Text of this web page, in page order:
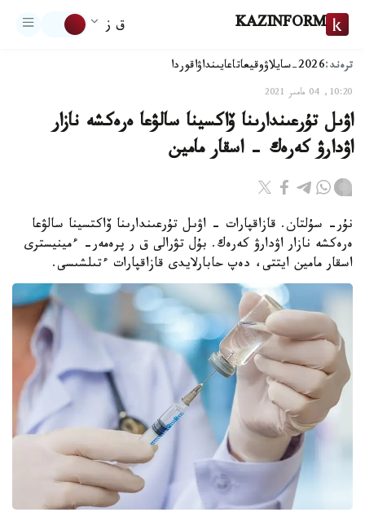
KAZINFORM ق ز
ترەند:2026-سايلاۋ وقيعاتاعايىنداۋاقوردا
10:20, 04 مامىر 2021
اۋىل تۇرعىندارىنا ۆاكسينا سالۋعا ەرەكشە نازار
اۋدارۋ كەرەك - اسقار مامين
نۇر- سۇلتان. قازاقپارات - اۋىل تۇرعىندارىنا ۆاكتسينا سالۋعا
ەرەكشە نازار اۋدارۋ كەرەك. بۇل تۋرالى ق ر پرەمەر- ءمينيسترى
اسقار مامين ايتتى، دەپ حابارلايدى قازاقپارات ءتىلشىسى.